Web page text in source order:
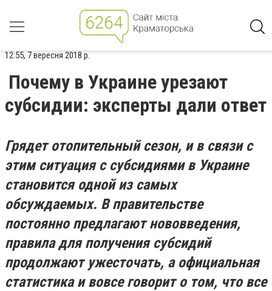
12:55, 7 вересня 2018 р.
Почему в Украине урезают
субсидии: эксперты дали ответ
Грядет отопительный сезон, и в связи с
этим ситуация с субсидиями в Украине
становится одной из самых
обсуждаемых. В правительстве
постоянно предлагают нововведения,
правила для получения субсидий
продолжают ужесточать, а официальная
статистика и вовсе говорит о том, что все